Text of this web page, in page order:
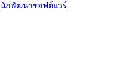
นักพัฒนาซอฟต์แวร์